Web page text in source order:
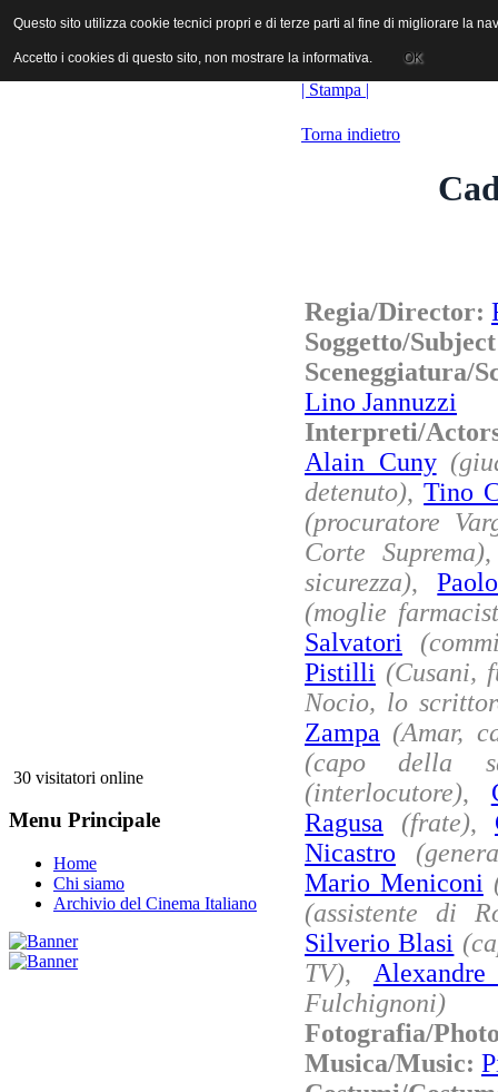
ANICA | Associazione Nazionale Industrie Cinematografiche
30 visitatori online
Menu Principale
Home
Chi siamo
Archivio del Cinema Italiano
| Stampa |
Torna indietro
Regia/Director:
Soggetto/
Sceneggiatura/
Lino Jannuzzi
Interpreti/
Alain Cuny
detenuto),Tino
(procuratore
Corte Suprema)
sicurezza),
(moglie
Salvatori
Pistilli (Cusani,
Nocio, lo
Zampa (Amar,
(capo della
(interlocutore),
Ragusa
(frate),
Nicastro
Mario Meniconi
(assistente di
Silverio Blasi
TV),
Fulchignoni)
Fotografia/
Musica/Music:
Questo sito utilizza cookie tecnici propri e di terze parti al fine di migliorare la
Accetto i cookies di questo sito, non mostrare la informativa. OK
Questo sito utilizza cookie tecnici propri e di terze parti al fine di migliorare la
Accetto i cookies di questo sito, non mostrare la informativa. OK